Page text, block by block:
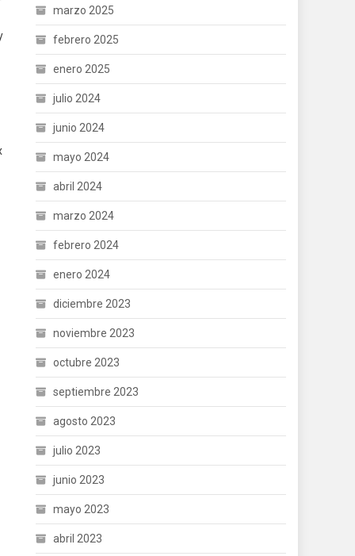
marzo 2025
febrero 2025
enero 2025
julio 2024
junio 2024
mayo 2024
abril 2024
marzo 2024
febrero 2024
enero 2024
diciembre 2023
noviembre 2023
octubre 2023
septiembre 2023
agosto 2023
julio 2023
junio 2023
mayo 2023
abril 2023